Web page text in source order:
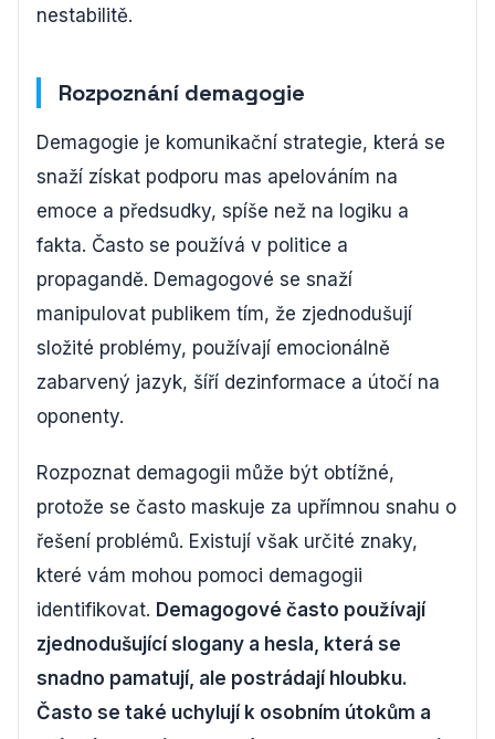
nestabilitě.
Rozpoznání demagogie
Demagogie je komunikační strategie, která se
snaží získat podporu mas apelováním na
emoce a předsudky, spíše než na logiku a
fakta. Často se používá v politice a
propagandě. Demagogové se snaží
manipulovat publikem tím, že zjednodušují
složité problémy, používají emocionálně
zabarvený jazyk, šíří dezinformace a útočí na
oponenty.
Rozpoznat demagogii může být obtížné,
protože se často maskuje za upřímnou snahu o
řešení problémů. Existují však určité znaky,
které vám mohou pomoci demagogii
identifikovat. Demagogové často používají
zjednodušující slogany a hesla, která se
snadno pamatují, ale postrádají hloubku.
Často se také uchylují k osobním útokům a